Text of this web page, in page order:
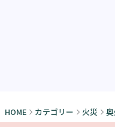
HOME カテゴリー 火災